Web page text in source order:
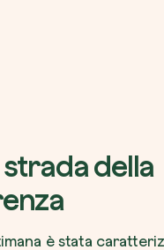
della
è stata